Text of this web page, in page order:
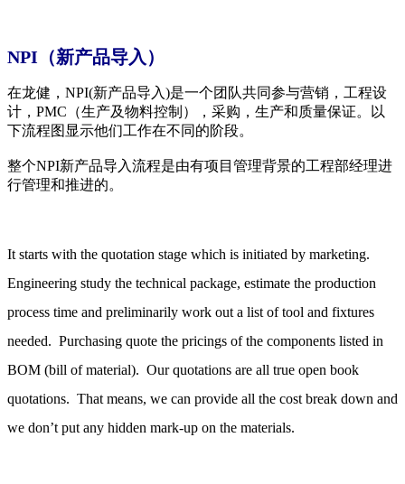
NPI（新产品导入）
在龙健，NPI(新产品导入)是一个团队共同参与营销，工程设
计，PMC（生产及物料控制），采购，生产和质量保证。以
下流程图显示他们工作在不同的阶段。
整个NPI新产品导入流程是由有项目管理背景的工程部经理进
行管理和推进的。
It starts with the quotation stage which is initiated by marketing.
Engineering study the technical package, estimate the production
process time and preliminarily work out a list of tool and fixtures
needed. Purchasing quote the pricings of the components listed in
BOM (bill of material). Our quotations are all true open book
quotations. That means, we can provide all the cost break down and
we don’t put any hidden mark-up on the materials.